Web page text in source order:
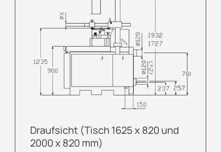
Draufsicht (Tisch 1625 x 820 und
2000 x 820 mm)